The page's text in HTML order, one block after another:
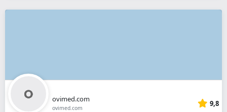
ovimed.com
ovimed.com 9,8